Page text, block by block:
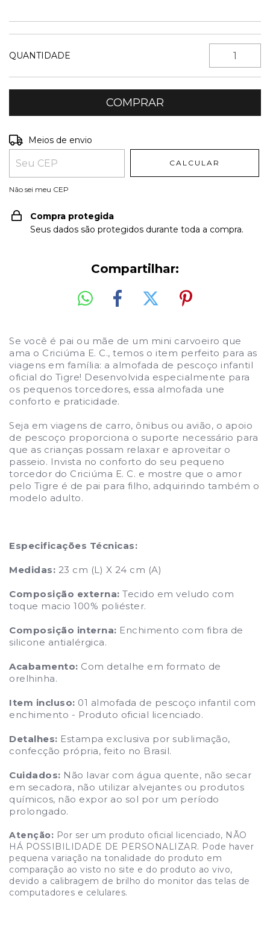
QUANTIDADE
Entregas para o CEP:
Meios de envio
CALCULAR
Não sei meu CEP
Compra protegida
Seus dados são protegidos durante toda a compra.
Compartilhar:
Se você é pai ou mãe de um mini carvoeiro que
ama o Criciúma E. C., temos o item perfeito para as
viagens em família: a almofada de pescoço infantil
oficial do Tigre! Desenvolvida especialmente para
os pequenos torcedores, essa almofada une
conforto e praticidade.
Seja em viagens de carro, ônibus ou avião, o apoio
de pescoço proporciona o suporte necessário para
que as crianças possam relaxar e aproveitar o
passeio. Invista no conforto do seu pequeno
torcedor do Criciúma E. C. e mostre que o amor
pelo Tigre é de pai para filho, adquirindo também o
modelo adulto.
Especificações Técnicas:
Medidas: 23 cm (L) X 24 cm (A)
Composição externa: Tecido em veludo com
toque macio 100% poliéster.
Composição interna: Enchimento com fibra de
silicone antialérgica.
Acabamento: Com detalhe em formato de
orelhinha.
Item incluso: 01 almofada de pescoço infantil com
enchimento - Produto oficial licenciado.
Detalhes: Estampa exclusiva por sublimação,
confecção própria, feito no Brasil.
Cuidados: Não lavar com água quente, não secar
em secadora, não utilizar alvejantes ou produtos
químicos, não expor ao sol por um período
prolongado.
Atenção: Por ser um produto oficial licenciado, NÃO
HÁ POSSIBILIDADE DE PERSONALIZAR. Pode haver
pequena variação na tonalidade do produto em
comparação ao visto no site e do produto ao vivo,
devido a calibragem de brilho do monitor das telas de
computadores e celulares.